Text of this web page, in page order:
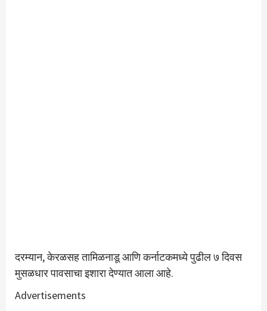
दरम्यान, केरळसह तामिळनाडू आणि कर्नाटकमध्ये पुढील ७ दिवस
मुसळधार पावसाचा इशारा देण्यात आला आहे.
Advertisements